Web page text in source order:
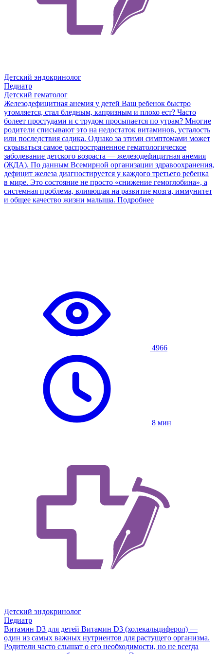
Детский эндокринолог
Педиатр
Детский гематолог
Железодефицитная анемия у детей Ваш ребенок быстро
утомляется, стал бледным, капризным и плохо ест? Часто
болеет простудами и с трудом просыпается по утрам? Многие
родители списывают это на недостаток витаминов, усталость
или последствия садика. Однако за этими симптомами может
скрываться самое распространенное гематологическое
заболевание детского возраста — железодефицитная анемия
(ЖДА). По данным Всемирной организации здравоохранения,
дефицит железа диагностируется у каждого третьего ребенка
в мире. Это состояние не просто «снижение гемоглобина», а
системная проблема, влияющая на развитие мозга, иммунитет
и общее качество жизни малыша. Подробнее
4966
8 мин
Детский эндокринолог
Педиатр
Витамин D3 для детей Витамин D3 (холекальциферол) —
один из самых важных нутриентов для растущего организма.
Родители часто слышат о его необходимости, но не всегда